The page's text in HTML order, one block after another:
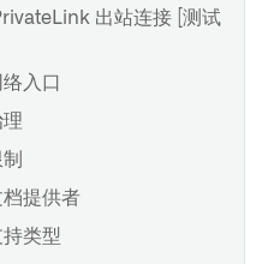
出站连接 [测试
入口
档提供者
类型